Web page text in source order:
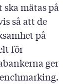
mätas på
så att de
på
för
ger